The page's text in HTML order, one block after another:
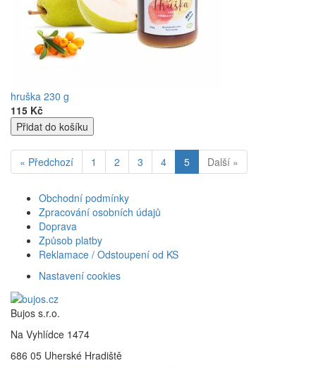
hruška 230 g
115 Kč
« Předchozí 1 2 3 4 5 Další »
Obchodní podmínky
Zpracování osobních údajů
Doprava
Způsob platby
Reklamace / Odstoupení od KS
Nastavení cookies
Bujos s.r.o.
Na Vyhlídce 1474
686 05 Uherské Hradiště